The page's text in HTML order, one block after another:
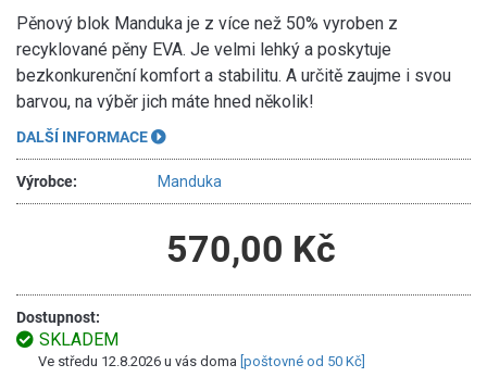
Pěnový blok Manduka je z více než 50% vyroben z
recyklované pěny EVA. Je velmi lehký a poskytuje
bezkonkurenční komfort a stabilitu. A určitě zaujme i svou
barvou, na výběr jich máte hned několik!
DALŠÍ INFORMACE
Výrobce: Manduka
570,00 Kč
Dostupnost:
SKLADEM
Ve středu 12.8.2026 u vás doma [poštovné od 50 Kč]